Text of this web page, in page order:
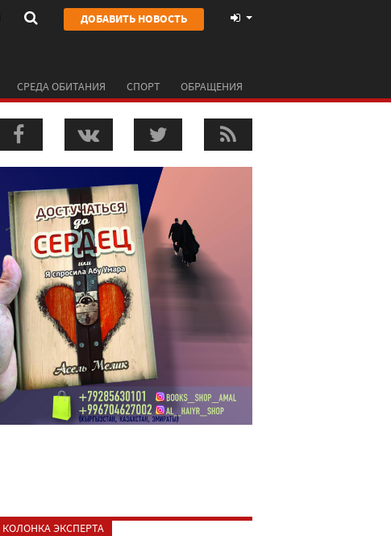
ДОБАВИТЬ НОВОСТЬ
СРЕДА ОБИТАНИЯ СПОРТ ОБРАЩЕНИЯ
КОЛОНКА ЭКСПЕРТА